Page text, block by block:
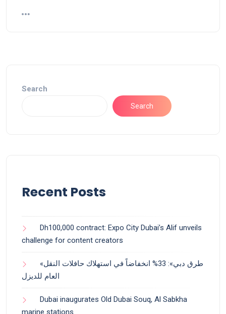
Search
Search
Recent Posts
Dh100,000 contract: Expo City Dubai’s Alif unveils
challenge for content creators
«طرق دبي»: 33% انخفاضاً في استهلاك حافلات النقل
العام للديزل
Dubai inaugurates Old Dubai Souq, Al Sabkha
marine stations